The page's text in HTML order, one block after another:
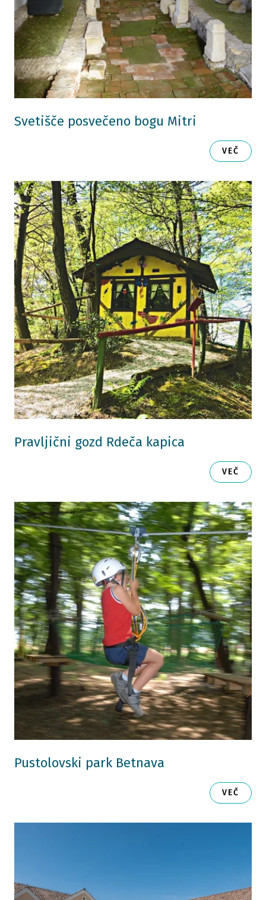
Svetišče posvečeno bogu Mitri
VEČ
Pravljični gozd Rdeča kapica
VEČ
Pustolovski park Betnava
VEČ